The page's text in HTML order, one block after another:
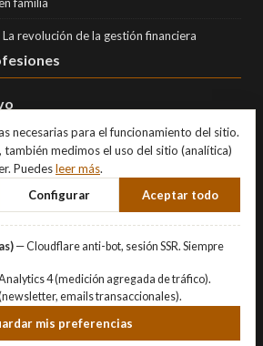
revolución de la gestión financiera
Privacidad· Cookies ·Gestionar cookies
necesarias para el funcionamiento del sitio.
medimos el uso del sitio (analítica)
Puedesleer más.
Configurar Aceptar todo
— Cloudflare anti-bot, sesión SSR. Siempre
4 (medición agregada de tráfico).
emails transaccionales).
mis preferencias